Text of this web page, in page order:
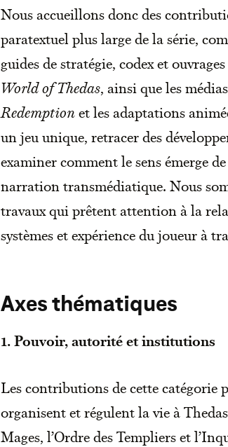
Nous accueillons donc des
paratextuel plus large de la série,
guides de stratégie, codex et
World of Thedas, ainsi que les
Redemptionet les adaptations
un jeu unique, retracer des
examiner comment le sens émerge
narration transmédiatique. Nous
travaux qui prêtent attention à la
systèmes et expérience du joueur à
Axes thématiques
1. Pouvoir, autorité et institutions
Les contributions de cette catégorie
organisent et régulent la vie à
Mages, l’Ordre des Templiers et